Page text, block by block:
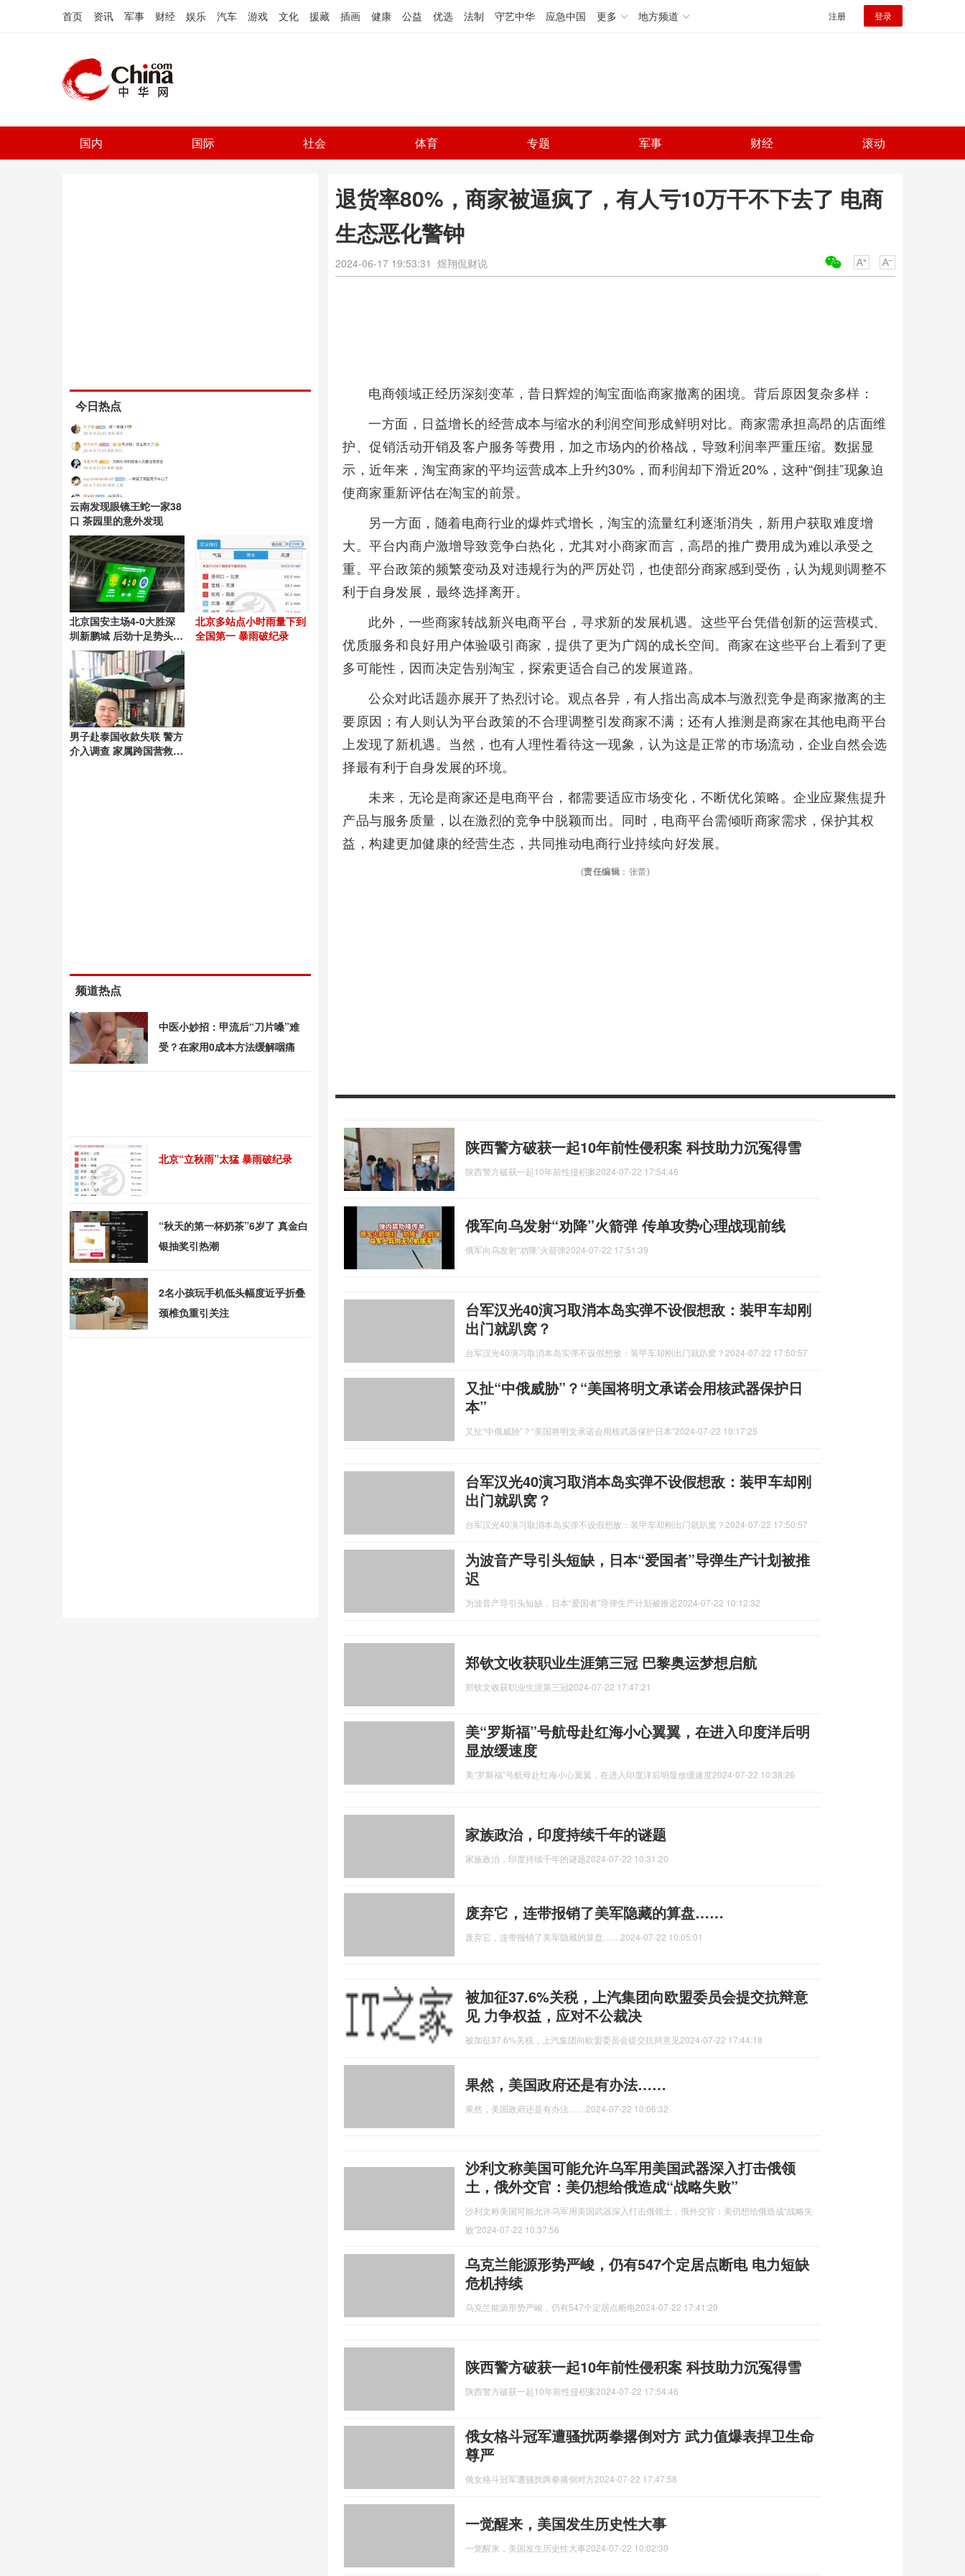
首页 资讯 军事 财经 娱乐 汽车 游戏 文化 援藏 插画 健康 公益 优选 法制 守艺中华 应急中国 更多 地方频道 注册 登录
国内 国际 社会 体育 专题 军事 财经 滚动
退货率80%，商家被逼疯了，有人亏10万干不下去了 电商
生态恶化警钟
2024-06-17 19:53:31 煜翔侃财说
电商领域正经历深刻变革，昔日辉煌的淘宝面临商家撤离的困境。背后原因复杂多样：
一方面，日益增长的经营成本与缩水的利润空间形成鲜明对比。商家需承担高昂的店面维
护、促销活动开销及客户服务等费用，加之市场内的价格战，导致利润率严重压缩。数据显
示，近年来，淘宝商家的平均运营成本上升约30%，而利润却下滑近20%，这种“倒挂”现象迫
使商家重新评估在淘宝的前景。
另一方面，随着电商行业的爆炸式增长，淘宝的流量红利逐渐消失，新用户获取难度增
大。平台内商户激增导致竞争白热化，尤其对小商家而言，高昂的推广费用成为难以承受之
重。平台政策的频繁变动及对违规行为的严厉处罚，也使部分商家感到受伤，认为规则调整不
利于自身发展，最终选择离开。
此外，一些商家转战新兴电商平台，寻求新的发展机遇。这些平台凭借创新的运营模式、
优质服务和良好用户体验吸引商家，提供了更为广阔的成长空间。商家在这些平台上看到了更
多可能性，因而决定告别淘宝，探索更适合自己的发展道路。
公众对此话题亦展开了热烈讨论。观点各异，有人指出高成本与激烈竞争是商家撤离的主
要原因；有人则认为平台政策的不合理调整引发商家不满；还有人推测是商家在其他电商平台
上发现了新机遇。当然，也有人理性看待这一现象，认为这是正常的市场流动，企业自然会选
择最有利于自身发展的环境。
未来，无论是商家还是电商平台，都需要适应市场变化，不断优化策略。企业应聚焦提升
产品与服务质量，以在激烈的竞争中脱颖而出。同时，电商平台需倾听商家需求，保护其权
益，构建更加健康的经营生态，共同推动电商行业持续向好发展。
(责任编辑 ：张蕾)
陕西警方破获一起10年前性侵积案 科技助力沉冤得雪
陕西警方破获一起10年前性侵积案2024-07-22 17:54:46
俄军向乌发射“劝降”火箭弹 传单攻势心理战现前线
俄军向乌发射“劝降”火箭弹2024-07-22 17:51:39
台军汉光40演习取消本岛实弹不设假想敌：装甲车却刚
出门就趴窝？
台军汉光40演习取消本岛实弹不设假想敌：装甲车却刚出门就趴窝？ 2024-07-22 17:50:57
又扯“中俄威胁”？“美国将明文承诺会用核武器保护日
本”
又扯“中俄威胁”？“美国将明文承诺会用核武器保护日本”2024-07-22 10:17:25
台军汉光40演习取消本岛实弹不设假想敌：装甲车却刚
出门就趴窝？
台军汉光40演习取消本岛实弹不设假想敌：装甲车却刚出门就趴窝？ 2024-07-22 17:50:57
为波音产导引头短缺，日本“爱国者”导弹生产计划被推
迟
为波音产导引头短缺，日本“爱国者”导弹生产计划被推迟2024-07-22 10:12:32
郑钦文收获职业生涯第三冠 巴黎奥运梦想启航
郑钦文收获职业生涯第三冠2024-07-22 17:47:21
美“罗斯福”号航母赴红海小心翼翼，在进入印度洋后明
显放缓速度
美“罗斯福”号航母赴红海小心翼翼，在进入印度洋后明显放缓速度2024-07-22 10:38:26
家族政治，印度持续千年的谜题
家族政治，印度持续千年的谜题2024-07-22 10:31:20
废弃它，连带报销了美军隐藏的算盘……
废弃它，连带报销了美军隐藏的算盘…… 2024-07-22 10:05:01
被加征37.6%关税，上汽集团向欧盟委员会提交抗辩意
见 力争权益，应对不公裁决
被加征37.6%关税，上汽集团向欧盟委员会提交抗辩意见2024-07-22 17:44:18
果然，美国政府还是有办法……
果然，美国政府还是有办法…… 2024-07-22 10:06:32
沙利文称美国可能允许乌军用美国武器深入打击俄领
土，俄外交官：美仍想给俄造成“战略失败”
沙利文称美国可能允许乌军用美国武器深入打击俄领土，俄外交官：美仍想给俄造成“战略失
败”2024-07-22 10:37:56
乌克兰能源形势严峻，仍有547个定居点断电 电力短缺
危机持续
乌克兰能源形势严峻，仍有547个定居点断电2024-07-22 17:41:29
陕西警方破获一起10年前性侵积案 科技助力沉冤得雪
陕西警方破获一起10年前性侵积案2024-07-22 17:54:46
俄女格斗冠军遭骚扰两拳撂倒对方 武力值爆表捍卫生命
尊严
俄女格斗冠军遭骚扰两拳撂倒对方2024-07-22 17:47:58
一觉醒来，美国发生历史性大事
一觉醒来，美国发生历史性大事2024-07-22 10:02:39
今日热点
云南发现眼镜王蛇一家38
口 茶园里的意外发现
北京国安主场4-0大胜深
圳新鹏城 后劲十足势头良
好
北京多站点小时雨量下到
全国第一 暴雨破纪录
男子赴泰国收款失联 警方
介入调查 家属跨国营救54
频道热点
中医小妙招：甲流后“刀片嗓”难
受？在家用0成本方法缓解咽痛
北京“立秋雨”太猛 暴雨破纪录
“秋天的第一杯奶茶”6岁了 真金白
银抽奖引热潮
2名小孩玩手机低头幅度近乎折叠
颈椎负重引关注